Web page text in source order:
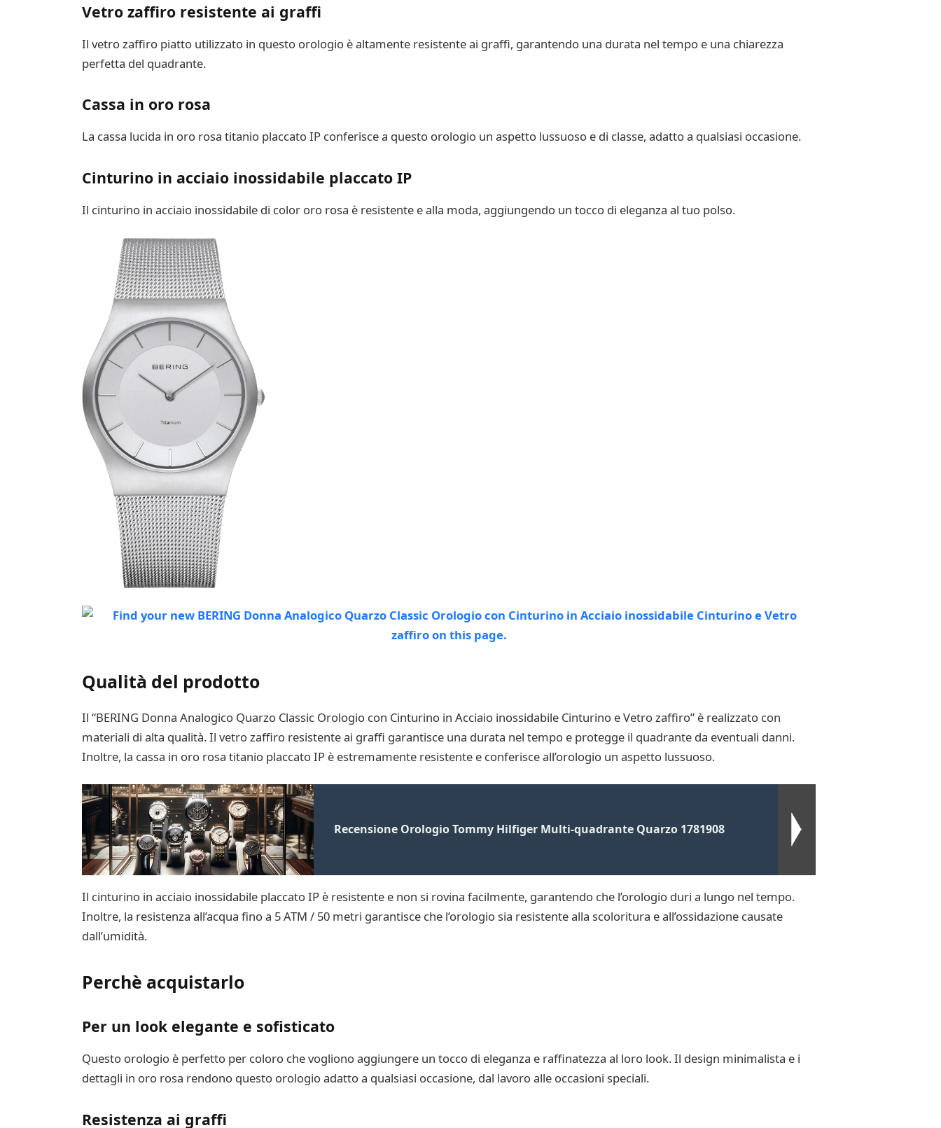
Vetro zaffiro resistente ai graffi
Il vetro zaffiro piatto utilizzato in questo orologio è altamente resistente ai graffi, garantendo una durata nel tempo e una chiarezza
perfetta del quadrante.
Cassa in oro rosa
La cassa lucida in oro rosa titanio placcato IP conferisce a questo orologio un aspetto lussuoso e di classe, adatto a qualsiasi occasione.
Cinturino in acciaio inossidabile placcato IP
Il cinturino in acciaio inossidabile di color oro rosa è resistente e alla moda, aggiungendo un tocco di eleganza al tuo polso.
Qualità del prodotto
Il “BERING Donna Analogico Quarzo Classic Orologio con Cinturino in Acciaio inossidabile Cinturino e Vetro zaffiro” è realizzato con
materiali di alta qualità. Il vetro zaffiro resistente ai graffi garantisce una durata nel tempo e protegge il quadrante da eventuali danni.
Inoltre, la cassa in oro rosa titanio placcato IP è estremamente resistente e conferisce all’orologio un aspetto lussuoso.
Recensione Orologio Tommy Hilfiger Multi-quadrante Quarzo 1781908
Il cinturino in acciaio inossidabile placcato IP è resistente e non si rovina facilmente, garantendo che l’orologio duri a lungo nel tempo.
Inoltre, la resistenza all’acqua fino a 5 ATM / 50 metri garantisce che l’orologio sia resistente alla scoloritura e all’ossidazione causate
dall’umidità.
Perchè acquistarlo
Per un look elegante e sofisticato
Questo orologio è perfetto per coloro che vogliono aggiungere un tocco di eleganza e raffinatezza al loro look. Il design minimalista e i
dettagli in oro rosa rendono questo orologio adatto a qualsiasi occasione, dal lavoro alle occasioni speciali.
Resistenza ai graffi